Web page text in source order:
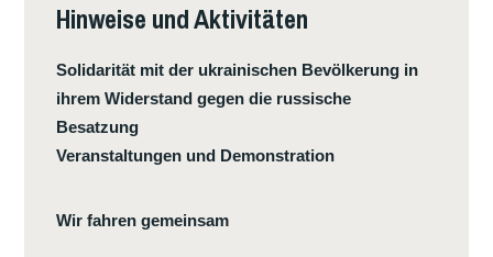
Hinweise und Aktivitäten
Solidarität mit der ukrainischen Bevölkerung in
ihrem Widerstand gegen die russische
Besatzung
Veranstaltungen und Demonstration
Wir fahren gemeinsam